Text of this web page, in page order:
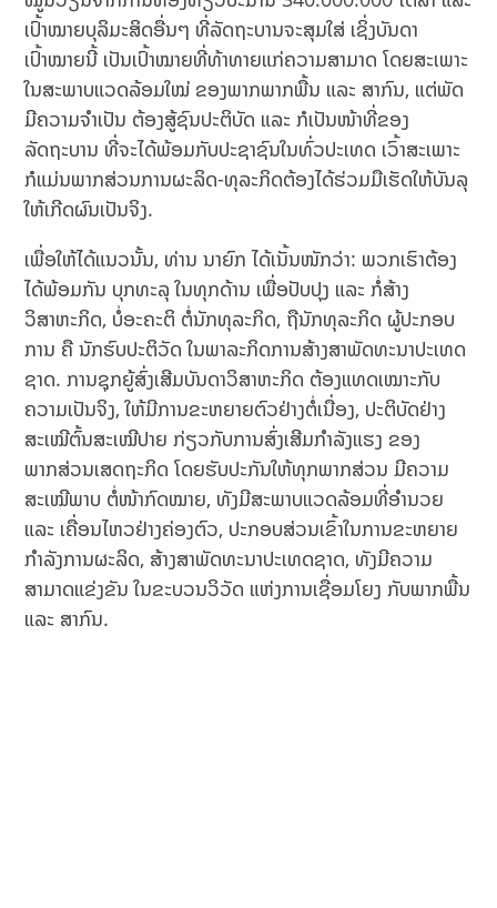
ເປົ້າໝາຍບຸລິມະສິດອື່ນໆ ທີ່ລັດຖະບານຈະສຸມໃສ່ ເຊິ່ງບັນດາ
ເປົ້າໝາຍນີ້ ເປັນເປົ້າໝາຍທີ່ທ້າທາຍແກ່ຄວາມສາມາດ ໂດຍສະເພາະ
ໃນສະພາບແວດລ້ອມໃໝ່ ຂອງພາກພາກພື້ນ ແລະ ສາກົນ, ແຕ່ພັດ
ມີຄວາມຈຳເປັນ ຕ້ອງສູ້ຊົນປະຕິບັດ ແລະ ກໍເປັນໜ້າທີ່ຂອງ
ລັດຖະບານ ທີ່ຈະໄດ້ພ້ອມກັບປະຊາຊົນໃນທົ່ວປະເທດ ເວົ້າສະເພາະ
ກໍແມ່ນພາກສ່ວນການຜະລິດ-ທຸລະກິດຕ້ອງໄດ້ຮ່ວມມືເຮັດໃຫ້ບັນລຸ
ໃຫ້ເກີດຜົນເປັນຈິງ.
ເພື່ອໃຫ້ໄດ້ແນວນັ້ນ, ທ່ານ ນາຍົກ ໄດ້ເນັ້ນ​ໜັກວ່າ: ພວກເຮົາຕ້ອງ
ໄດ້ພ້ອມກັນ ບຸກທະລຸ ໃນທຸກດ້ານ ເພື່ອປັບປຸງ ແລະ ກໍ່ສ້າງ
ວິສາຫະກິດ, ບໍ່ອະຄະຕິ ຕໍ່ນັກທຸລະກິດ, ຖືນັກທຸລະກິດ ຜູ້ປະກອບ
ການ ຄື ນັກຮົບປະຕິວັດ ໃນພາລະກິດການສ້າງສາພັດທະນາປະເທດ​
ຊາດ. ການຊຸກຍູ້ສົ່ງເສີມບັນດາວິສາຫະກິດ ຕ້ອງແທດເໝາະກັບ
ຄວາມເປັນຈິງ, ໃຫ້ມີການຂະຫຍາຍຕົວຢ່າງຕໍ່ເນື່ອງ, ປະຕິບັດຢ່າງ
ສະເໝີຕົ້ນສະເໝີປາຍ ກ່ຽວກັບການສົ່ງເສີມກຳລັງແຮງ ຂອງ
ພາກສ່ວນເສດ​ຖະກິດ ໂດຍຮັບປະກັນໃຫ້ທຸກພາກສ່ວນ ມີຄວາມ
ສະເໝີພາບ ຕໍ່ໜ້າກົດໝາຍ, ທັງມີສະພາບແວດລ້ອມທີ່ອຳນວຍ
ແລະ ເຄື່ອນ​ໄຫວຢ່າງຄ່ອງຕົວ, ປະກອບສ່ວນເຂົ້າໃນການຂະຫຍາຍ
ກຳລັງການຜະລິດ, ສ້າງສາພັດ​ທະນາປະເທດຊາດ, ທັງມີຄວາມ
ສາມາດແຂ່ງຂັນ ໃນຂະບວນວິວັດ ແຫ່ງການເຊື່ອມໂຍງ ກັບພາກພື້ນ
ແລະ ສາກົນ.